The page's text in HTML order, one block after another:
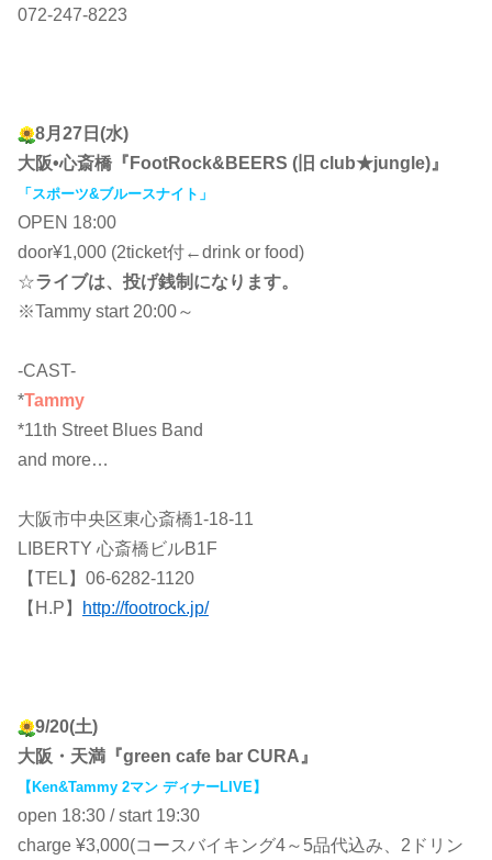
072-247-8223
8月27日(水)
大阪•心斎橋『FootRock&BEERS (旧 club★jungle)』
「スポーツ&ブルースナイト」
OPEN 18:00
door¥1,000 (2ticket付←drink or food)
☆ライブは、投げ銭制になります。
※Tammy start 20:00～
-CAST-
*Tammy
*11th Street Blues Band
and more…
大阪市中央区東心斎橋1-18-11
LIBERTY 心斎橋ビルB1F
【TEL】06-6282-1120
【H.P】
http://footrock.jp/
9/20(土)
大阪・天満『green cafe bar CURA』
【Ken&Tammy 2マン ディナーLIVE】
open 18:30 / start 19:30
charge ¥3,000(コースバイキング4～5品代込み、2ドリン